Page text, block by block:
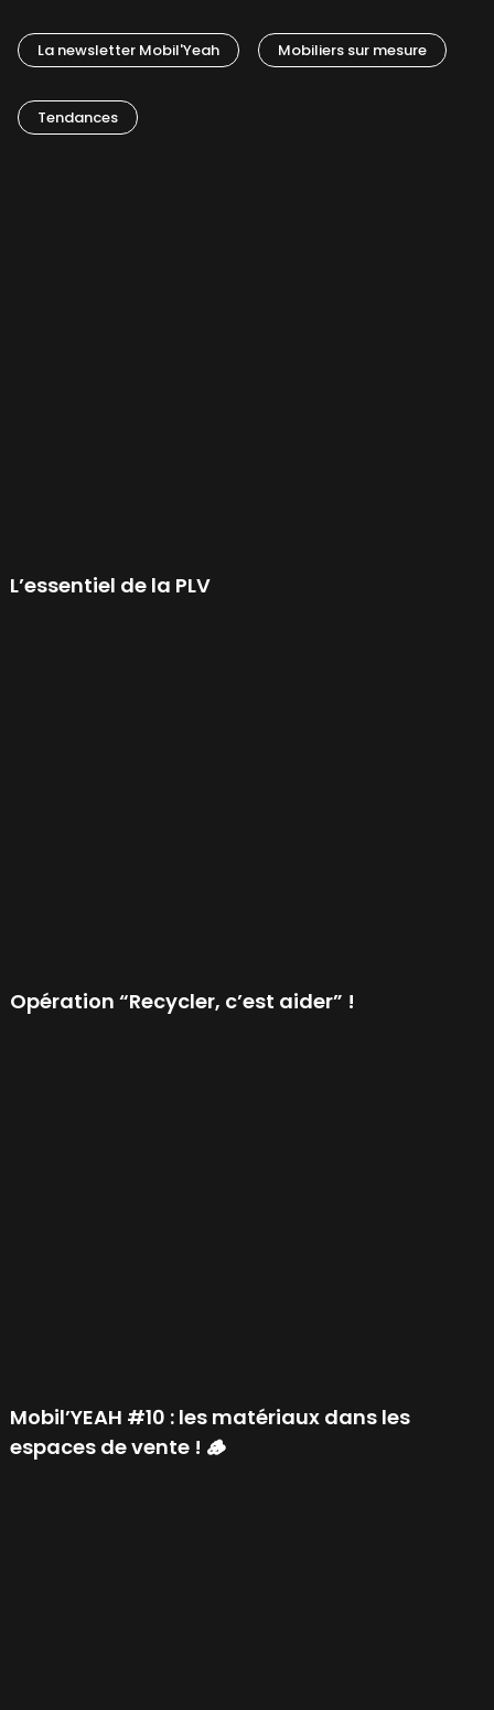
La newsletter Mobil'Yeah Mobiliers sur mesure
Tendances
L’essentiel de la PLV
Opération “Recycler, c’est aider” !
Mobil’YEAH #10 : les matériaux dans les
espaces de vente ! 🪵